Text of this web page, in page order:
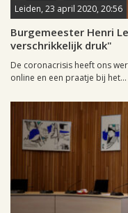
Leiden, 23 april 2020, 20:56
Burgemeester Henri
verschrikkelijk druk"
De coronacrisis heeft ons
online en een praatje bij het...